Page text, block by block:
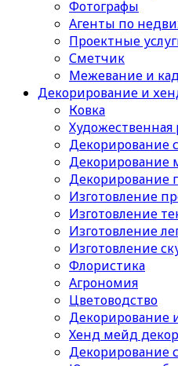
Фотографы
Агенты по
Проектные
Сметчик
Межевание и
Декорирование и
Ковка
Художественная
Декорирование
Декорирование
Декорирование
Изготовление
Изготовление
Изготовление
Изготовление
Флористика
Агрономия
Цветоводство
Декорирование
Хенд мейд декор
Декорирование